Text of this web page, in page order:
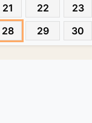
21 22 23
28 29 30